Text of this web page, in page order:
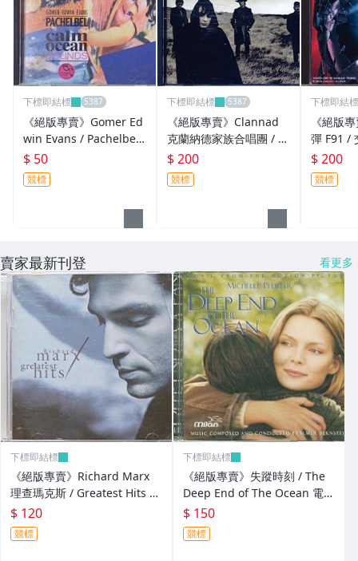
下標即結標
《絕版專賣》Gomer Ed
win Evans / Pachelbel
帕海貝爾 (無IFPI)
$ 50
競標
下標即結標
《絕版專賣》Clannad
克蘭納德家族合唱團 / B
anba 愛爾蘭 (歐版.無IFP
I)
$ 200
競標
下標即結標
《絕版
彈 F91 /
$ 200
競標
賣家最新刊登 看更多
下標即結標
《絕版專賣》Richard Marx
理查瑪克斯 / Greatest Hits 精
選輯
$ 120
競標
下標即結標
《絕版專賣》失蹤時刻 / The
Deep End of The Ocean 電影
原聲帶
$ 150
競標